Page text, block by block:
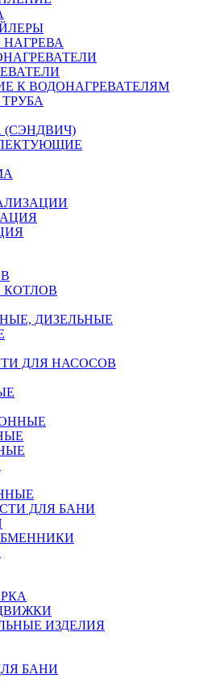
К ВОДОНАГРЕВАТЕЛЯМ
(СЭНДВИЧ)
ДИЗЕЛЬНЫЕ
ДЛЯ НАСОСОВ
ДЛЯ БАНИ
ИЗДЕЛИЯ
БАНИ